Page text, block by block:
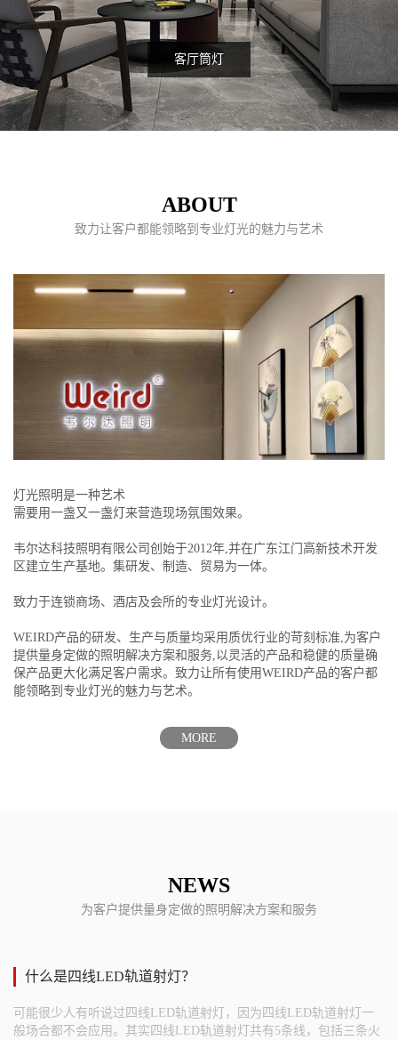
客厅筒灯
ABOUT
致力让客户都能领略到专业灯光的魅力与艺术
灯光照明是一种艺术
需要用一盏又一盏灯来营造现场氛围效果。
韦尔达科技照明有限公司创始于2012年,并在广东江门高新技术开发
区建立生产基地。集研发、制造、贸易为一体。
致力于连锁商场、酒店及会所的专业灯光设计。
WEIRD产品的研发、生产与质量均采用质优行业的苛刻标准,为客户
提供量身定做的照明解决方案和服务,以灵活的产品和稳健的质量确
保产品更大化满足客户需求。致力让所有使用WEIRD产品的客户都
能领略到专业灯光的魅力与艺术。
MORE
NEWS
为客户提供量身定做的照明解决方案和服务
什么是四线LED轨道射灯？
可能很少人有听说过四线LED轨道射灯，因为四线LED轨道射灯一
般场合都不会应用。其实四线LED轨道射灯共有5条线，包括三条火